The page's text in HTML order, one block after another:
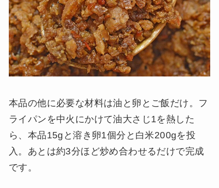
本品の他に必要な材料は油と卵とご飯だけ。フ
ライパンを中火にかけて油大さじ1を熱した
ら、本品15gと溶き卵1個分と白米200gを投
入。あとは約3分ほど炒め合わせるだけで完成
です。